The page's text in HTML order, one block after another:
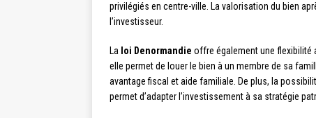
privilégiés en centre-ville. La valorisation du bien
l’investisseur.
La loi Denormandie offre également une flexibilité
elle permet de louer le bien à un membre de sa
avantage fiscal et aide familiale. De plus, la
permet d’adapter l’investissement à sa stratégie